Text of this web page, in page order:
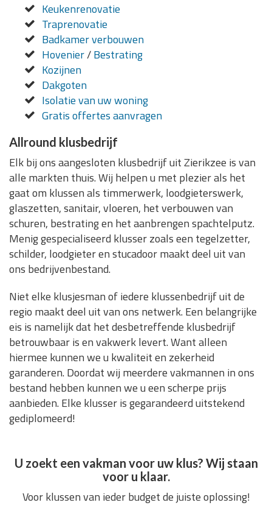
Keukenrenovatie
Traprenovatie
Badkamer verbouwen
Hovenier/Bestrating
Kozijnen
Dakgoten
Isolatie van uw woning
Gratis offertes aanvragen
Allround klusbedrijf
Elk bij ons aangesloten klusbedrijf uit Zierikzee is van
alle markten thuis. Wij helpen u met plezier als het
gaat om klussen als timmerwerk, loodgieterswerk,
glaszetten, sanitair, vloeren, het verbouwen van
schuren, bestrating en het aanbrengen spachtelputz.
Menig gespecialiseerd klusser zoals een tegelzetter,
schilder, loodgieter en stucadoor maakt deel uit van
ons bedrijvenbestand.
Niet elke klusjesman of iedere klussenbedrijf uit de
regio maakt deel uit van ons netwerk. Een belangrijke
eis is namelijk dat het desbetreffende klusbedrijf
betrouwbaar is en vakwerk levert. Want alleen
hiermee kunnen we u kwaliteit en zekerheid
garanderen. Doordat wij meerdere vakmannen in ons
bestand hebben kunnen we u een scherpe prijs
aanbieden. Elke klusser is gegarandeerd uitstekend
gediplomeerd!
U zoekt een vakman voor uw klus? Wij staan
voor u klaar.
Voor klussen van ieder budget de juiste oplossing!